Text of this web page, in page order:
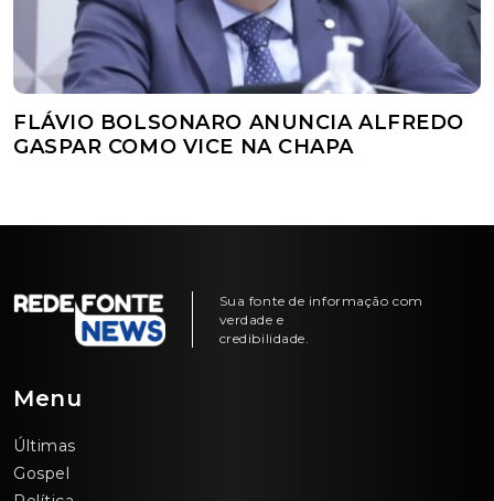
FLÁVIO BOLSONARO ANUNCIA ALFREDO
GASPAR COMO VICE NA CHAPA
Sua fonte de informação com
verdade e
credibilidade.
Menu
Últimas
Gospel